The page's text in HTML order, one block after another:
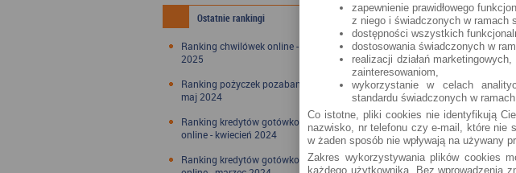
Ostatnie rankingi
Ranking chwilówek online - styczeń
2025
Ranking pożyczek pozabankowych -
maj 2024
Ranking kredytów gotówkowych
online - kwiecień 2024
Ranking kredytów gotówkowych
zapewnienie prawidłowego
z niego i świadczonych w ramach
dostępności wszystkich
dostosowania świadczonych w
realizacji działań
zainteresowaniom,
wykorzystanie w celach
standardu świadczonych w ramach
Co istotne, pliki cookies nie identyfikują
nazwisko, nr telefonu czy e-mail, które nie
w żaden sposób nie wpływają na używany
Zakres wykorzystywania plików cookies
każdego użytkownika. Bez wprowadzenia